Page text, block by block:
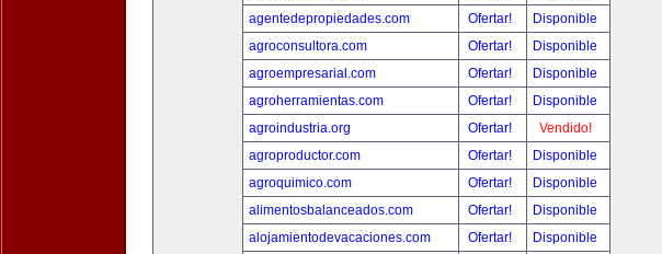
agentedepropiedades.com
Ofertar!
Disponible
agroconsultora.com
Ofertar!
Disponible
agroempresarial.com
Ofertar!
Disponible
agroherramientas.com
Ofertar!
Disponible
agroindustria.org
Ofertar!
Vendido!
agroproductor.com
Ofertar!
Disponible
agroquimico.com
Ofertar!
Disponible
alimentosbalanceados.com
Ofertar!
Disponible
alojamientodevacaciones.com
Ofertar!
Disponible